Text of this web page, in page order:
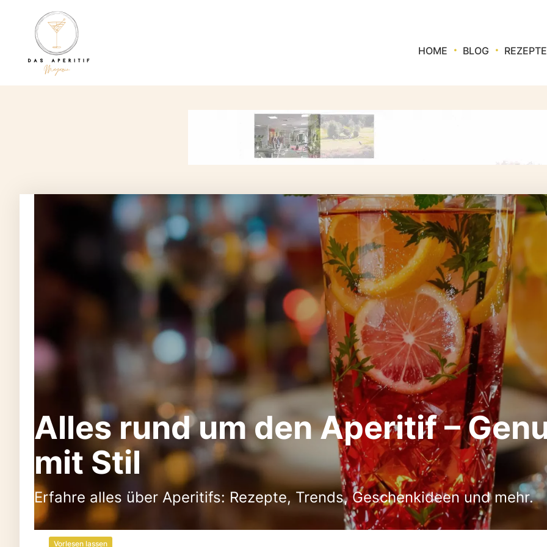
HOME BLOG REZEPTE
Alles rund um den Aperitif –
mit Stil
Erfahre alles über Aperitifs: Rezepte, Trends, Geschenkideen und mehr.